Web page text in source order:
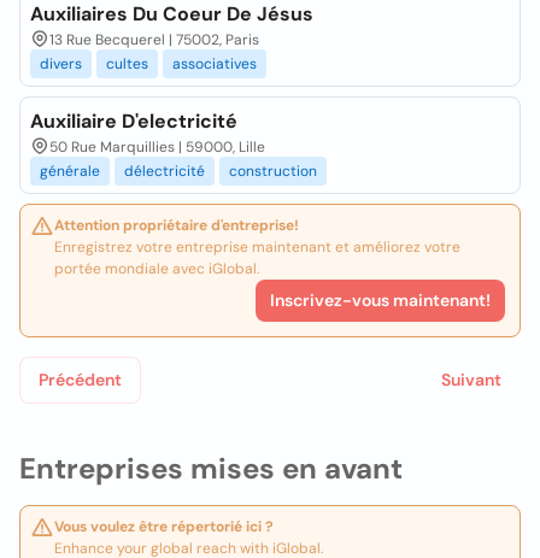
Entreprises mises en avant
Vous voulez être répertorié ici ?
Enhance your global reach with iGlobal.
Auxiliaires Du Coeur De Jésus
13 Rue Becquerel | 75002, Paris
divers
cultes associatives
Auxiliaire D'electricité
50 Rue Marquillies | 59000, Lille
générale
délectricité construction
Attention propriétaire d'entreprise!
Enregistrez votre entreprise maintenant et améliorez votre
portée mondiale avec iGlobal.
Inscrivez-vous maintenant!
Précédent Suivant